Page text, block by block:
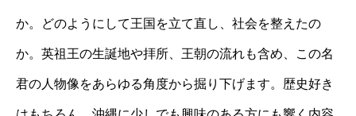
か。どのようにして王国を立て直し、社会を整えたの
か。英祖王の生誕地や拝所、王朝の流れも含め、この名
君の人物像をあらゆる角度から掘り下げます。歴史好き